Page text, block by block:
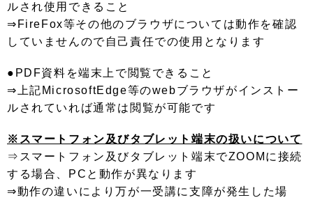
ルされ使用できること
⇒FireFox等その他のブラウザについては動作を確認
していませんので自己責任での使用となります
●PDF資料を端末上で閲覧できること
⇒上記MicrosoftEdge等のwebブラウザがインストー
ルされていれば通常は閲覧が可能です
※スマートフォン及びタブレット端末の扱いについて
⇒スマートフォン及びタブレット端末でZOOMに接続
する場合、PCと動作が異なります
⇒動作の違いにより万が一受講に支障が発生した場